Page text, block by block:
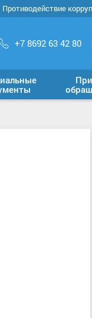
Противодействие
+7 8692 63 42 80